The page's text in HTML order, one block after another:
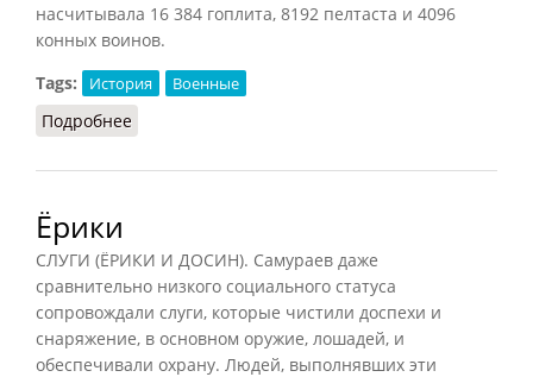
насчитывала 16 384 гоплита, 8192 пелтаста и 4096
конных воинов.
Tags:
История Военные
Подробнее
Ёрики
СЛУГИ (ЁРИКИ И ДОСИН). Самураев даже
сравнительно низкого социального статуса
сопровождали слуги, которые чистили доспехи и
снаряжение, в основном оружие, лошадей, и
обеспечивали охрану. Людей, выполнявших эти